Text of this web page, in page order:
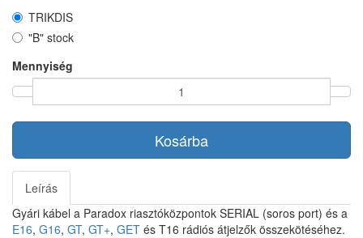
TRIKDIS
"B" stock
Mennyiség
Kosárba
Leírás
Gyári kábel a Paradox riasztóközpontok SERIAL (soros port) és a
E16, G16, GT, GT+, GET és T16 rádiós átjelzők összekötéséhez.